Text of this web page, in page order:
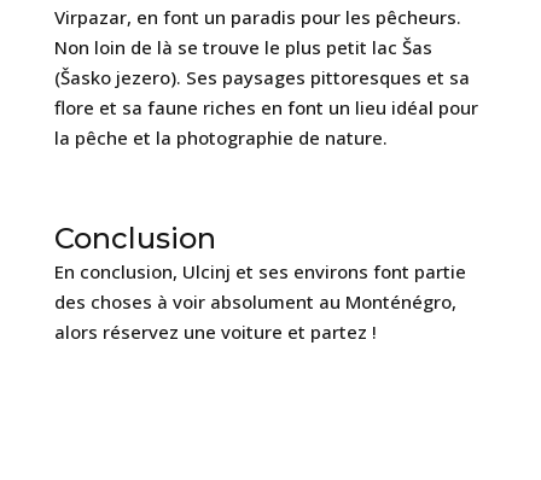
Virpazar, en font un paradis pour les pêcheurs.
Non loin de là se trouve le plus petit lac Šas
(Šasko jezero). Ses paysages pittoresques et sa
flore et sa faune riches en font un lieu idéal pour
la pêche et la photographie de nature.
Conclusion
En conclusion, Ulcinj et ses environs font partie
des choses à voir absolument au Monténégro,
alors réservez une voiture et partez !